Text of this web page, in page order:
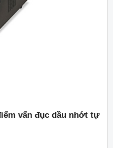
vẩn đục dầu nhớt tự